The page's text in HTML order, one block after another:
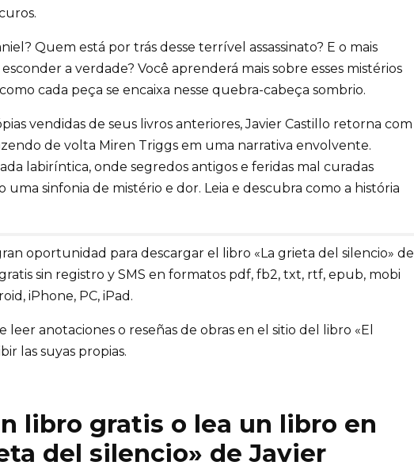
Quem está por trás desse terrível assassinato? E o mais
a verdade? Você aprenderá mais sobre esses mistérios
cada peça se encaixa nesse quebra-cabeça sombrio.
vendidas de seus livros anteriores, Javier Castillo retorna com
de volta Miren Triggs em uma narrativa envolvente.
labiríntica, onde segredos antigos e feridas mal curadas
uma sinfonia de mistério e dor. Leia e descubra como a história
oportunidad para descargar el libro «La grieta del silencio» de
sin registro y SMS en formatos pdf, fb2, txt, rtf, epub, mobi
iPhone, PC, iPad.
leer anotaciones o reseñas de obras en el sitio del libro «El
las suyas propias.
libro gratis o lea un libro en
del silencio» de Javier